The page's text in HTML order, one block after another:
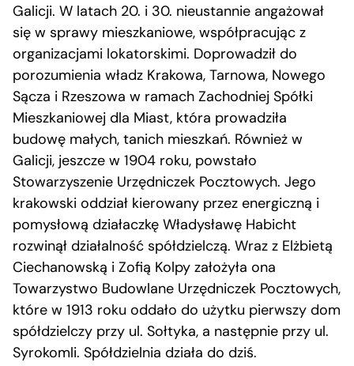
Galicji. W latach 20. i 30. nieustannie angażował
się w sprawy mieszkaniowe, współpracując z
organizacjami lokatorskimi. Doprowadził do
porozumienia władz Krakowa, Tarnowa, Nowego
Sącza i Rzeszowa w ramach Zachodniej Spółki
Mieszkaniowej dla Miast, która prowadziła
budowę małych, tanich mieszkań. Również w
Galicji, jeszcze w 1904 roku, powstało
Stowarzyszenie Urzędniczek Pocztowych. Jego
krakowski oddział kierowany przez energiczną i
pomysłową działaczkę Władysławę Habicht
rozwinął działalność spółdzielczą. Wraz z Elżbietą
Ciechanowską i Zofią Kolpy założyła ona
Towarzystwo Budowlane Urzędniczek Pocztowych,
które w 1913 roku oddało do użytku pierwszy dom
spółdzielczy przy ul. Sołtyka, a następnie przy ul.
Syrokomli. Spółdzielnia działa do dziś.